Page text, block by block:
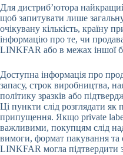
Для дистриб’ютора
щоб запитувати лише
очікувану кількість, країну
інформацію про те, чи
LINKFAR або в межах іншої
Доступна інформація про
запасу, строк виробництва,
політику зразків або
Ці пункти слід розглядати як
припущення. Якщо private
важливими, покупцям слід
вимоги, формат пакування та
LINKFAR могла підтвердити